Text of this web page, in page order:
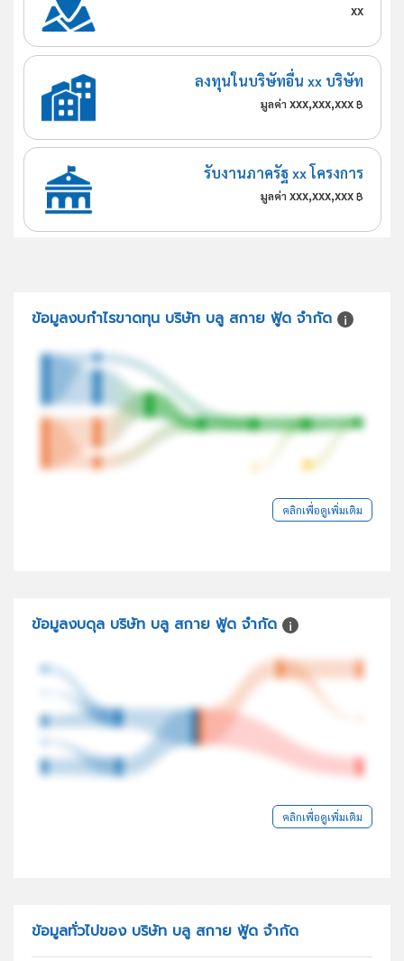
xx
ลงทุนในบริษัทอื่น xx บริษัท
มูลค่า xxx,xxx,xxx ฿
รับงานภาครัฐ xx โครงการ
มูลค่า xxx,xxx,xxx ฿
ข้อมูลงบกำไรขาดทุน บริษัท บลู สกาย ฟู้ด จำกัด
คลิกเพื่อดูเพิ่มเติม
ข้อมูลงบดุล บริษัท บลู สกาย ฟู้ด จำกัด
คลิกเพื่อดูเพิ่มเติม
ข้อมูลทั่วไปของ บริษัท บลู สกาย ฟู้ด จำกัด